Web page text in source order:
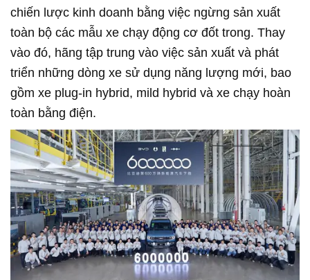
chiến lược kinh doanh bằng việc ngừng sản xuất
toàn bộ các mẫu xe chạy động cơ đốt trong. Thay
vào đó, hãng tập trung vào việc sản xuất và phát
triển những dòng xe sử dụng năng lượng mới, bao
gồm xe plug-in hybrid, mild hybrid và xe chạy hoàn
toàn bằng điện.